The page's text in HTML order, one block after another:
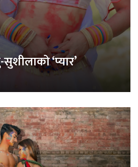
‘प्यार’